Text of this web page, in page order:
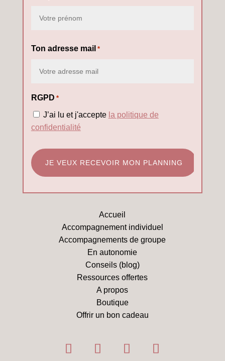
prénom
Ton adresse mail *
RGPD *
J’ai lu et j'accepte la politique de
confidentialité
Accueil
Accompagnement individuel
Accompagnements de groupe
En autonomie
Conseils (blog)
Ressources offertes
A propos
Boutique
Offrir un bon cadeau